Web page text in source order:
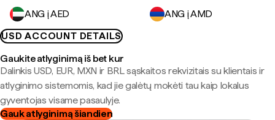
ANG į AED
ANG į AMD
USD ACCOUNT DETAILS
Gaukite atlyginimą iš bet kur
Dalinkis USD, EUR, MXN ir BRL sąskaitos rekvizitais su klientais ir
atlyginimo sistemomis, kad jie galėtų mokėti tau kaip lokalus
gyventojas visame pasaulyje.
Gauk atlyginimą šiandien